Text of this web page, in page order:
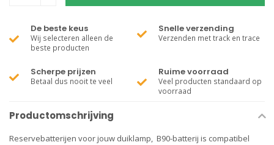
De beste keus
Wij selecteren alleen de
beste producten
Snelle verzending
Verzenden met track en trace
Scherpe prijzen
Betaal dus nooit te veel
Ruime voorraad
Veel producten standaard op
voorraad
Productomschrijving
Reservebatterijen voor jouw duiklamp, B90-batterij is compatibel